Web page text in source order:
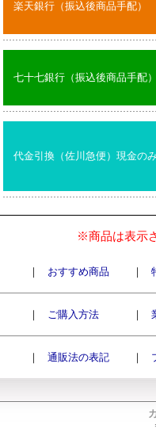
楽天銀行（振込後商品手配）
七十七銀行（振込後商品手配）
代金引換（佐川急便）現金の
※商品は表示
｜ おすすめ商品 ｜
｜ ご購入方法 ｜
｜ 通販法の表記 ｜